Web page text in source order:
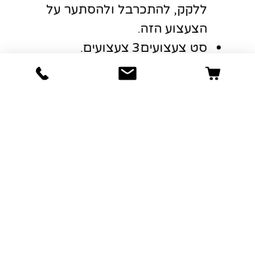
ללקק, להתכרבל ולהסתער על
הצעצוע הזה.
סט צעצועים3 צעצועים.
עשוי מכמה מרקמים שונים